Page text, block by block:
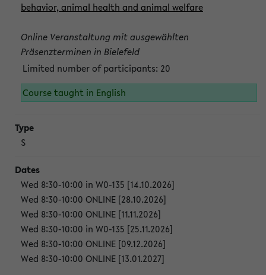
behavior, animal health and animal welfare
Online Veranstaltung mit ausgewählten
Präsenzterminen in Bielefeld
Limited number of participants: 20
Course taught in English
S
Wed 8:30-10:00 in W0-135 [14.10.2026]
Wed 8:30-10:00 ONLINE [28.10.2026]
Wed 8:30-10:00 ONLINE [11.11.2026]
Wed 8:30-10:00 in W0-135 [25.11.2026]
Wed 8:30-10:00 ONLINE [09.12.2026]
Wed 8:30-10:00 ONLINE [13.01.2027]